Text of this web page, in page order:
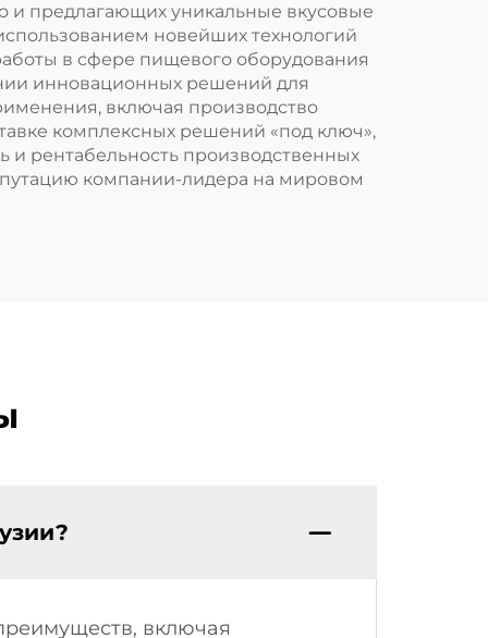
и предлагающих уникальные вкусовые
новейших технологий
в сфере пищевого оборудования
инновационных решений для
включая производство
комплексных решений «под ключ»,
и рентабельность производственных
компании-лидера на мировом
включая